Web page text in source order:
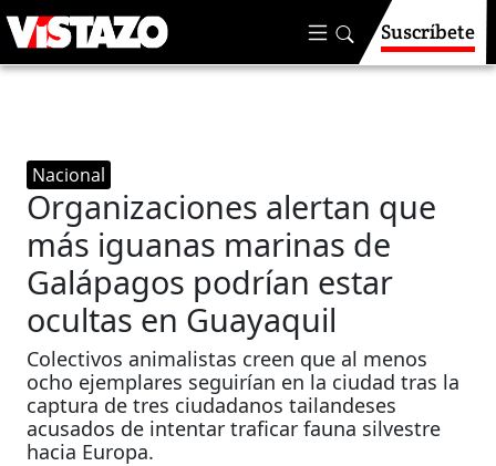
Suscríbete
Nacional
Organizaciones alertan que
más iguanas marinas de
Galápagos podrían estar
ocultas en Guayaquil
Colectivos animalistas creen que al menos
ocho ejemplares seguirían en la ciudad tras la
captura de tres ciudadanos tailandeses
acusados de intentar traficar fauna silvestre
hacia Europa.